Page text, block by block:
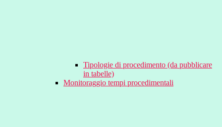
Tipologie di procedimento (da pubblicare
in tabelle)
Monitoraggio tempi procedimentali